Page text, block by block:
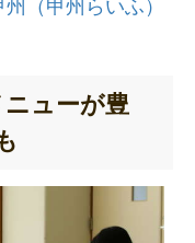
（甲州らいふ）
ューが豊